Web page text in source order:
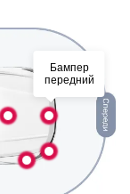
Бампер
передний